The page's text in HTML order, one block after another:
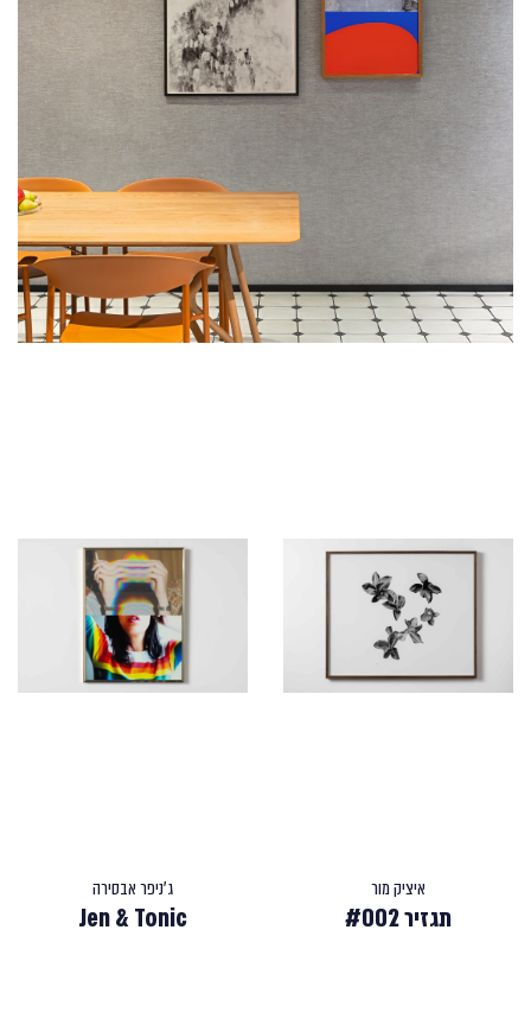
איציק מור
תגזיר #002
ג'ניפר אבסירה
Jen & Tonic